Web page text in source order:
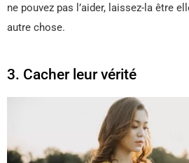
ne pouvez pas l’aider, laissez-la être
autre chose.
3. Cacher leur vérité